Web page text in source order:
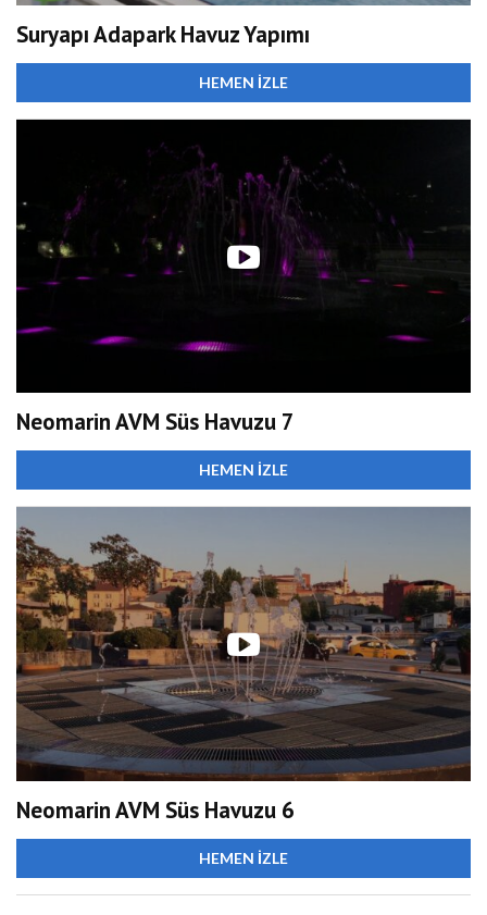
Suryapı Adapark Havuz Yapımı
HEMEN İZLE
Neomarin AVM Süs Havuzu 7
HEMEN İZLE
Neomarin AVM Süs Havuzu 6
HEMEN İZLE